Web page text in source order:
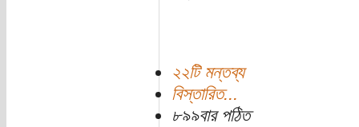
২২টি মন্তব্য
বিস্তারিত...
৮৯৯বার পঠিত